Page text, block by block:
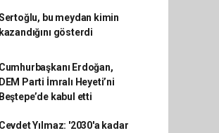
bu meydan kimin
kazandığını gösterdi
Cumhurbaşkanı Erdoğan,
DEM Parti İmralı Heyeti’ni
Beştepe’de kabul etti
Cevdet Yılmaz: '2030'a kadar